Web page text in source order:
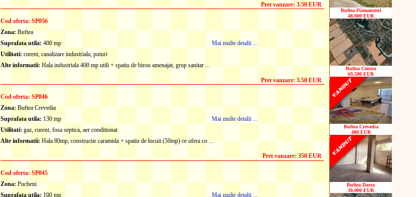
Pret vanzare: 3.50 EUR
Cod oferta: SP056
Zona:Buftea
Suprafata utila: 400 mp
Mai multe detalii ...
Utilitati: curent, canalizare industriala, puturi
Alte informatii:Hala industriala 400 mp utili + spatiu de birou amenajat, grup sanitar ...
Pret vanzare: 3.50 EUR
Cod oferta: SP046
Zona:Buftea Crevedia
Suprafata utila: 130 mp
Mai multe detalii ...
Utilitati: gaz, curent, fosa septica, aer conditionat
Alte informatii:Hala 80mp, constructie caramida + spatiu de locuit (50mp) ce ofera co ...
Pret vanzare: 350 EUR
Cod oferta: SP045
Zona:Pucheni
Suprafata utila: 100 mp Mai multe detalii ...
Buftea Flamanzeni
48.000 EUR
Buftea Centru
69.500 EUR
Buftea Crevedia
480 EUR
Buftea Darza
30.000 EUR